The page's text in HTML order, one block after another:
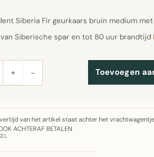
Siberia Fir geurkaars bruin medium
Siberische spar en tot 80 uur brandtijd
+ − Toevoegen
van het artikel staat achter het
ACHTERAF BETALEN